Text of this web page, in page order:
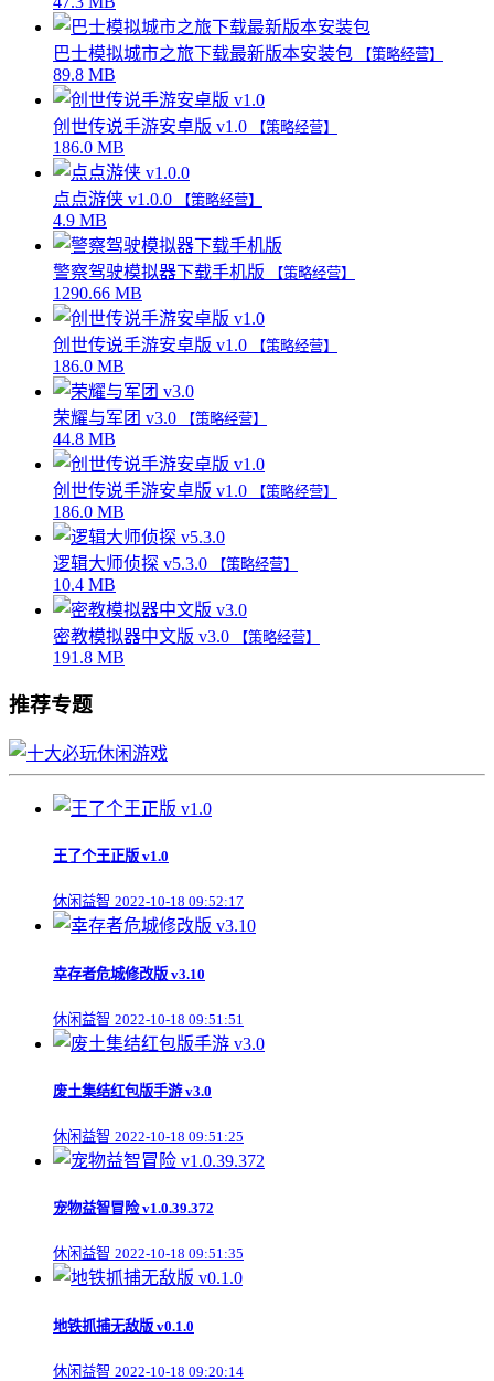
巴士模拟城市之旅下载最新版本安装包 【策略经营】
89.8 MB
创世传说手游安卓版 v1.0 【策略经营】
186.0 MB
点点游侠 v1.0.0 【策略经营】
4.9 MB
警察驾驶模拟器下载手机版 【策略经营】
1290.66 MB
创世传说手游安卓版 v1.0 【策略经营】
186.0 MB
荣耀与军团 v3.0 【策略经营】
44.8 MB
创世传说手游安卓版 v1.0 【策略经营】
186.0 MB
逻辑大师侦探 v5.3.0 【策略经营】
10.4 MB
密教模拟器中文版 v3.0 【策略经营】
191.8 MB
推荐专题
王了个王正版 v1.0
休闲益智 2022-10-18 09:52:17
幸存者危城修改版 v3.10
休闲益智 2022-10-18 09:51:51
废土集结红包版手游 v3.0
休闲益智 2022-10-18 09:51:25
宠物益智冒险 v1.0.39.372
休闲益智 2022-10-18 09:51:35
地铁抓捕无敌版 v0.1.0
休闲益智 2022-10-18 09:20:14